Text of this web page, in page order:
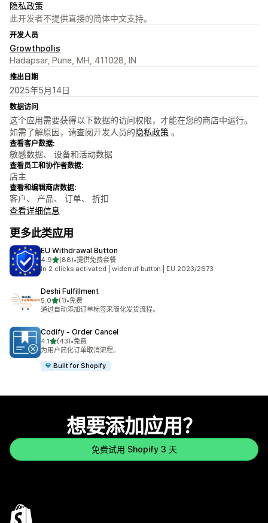
隐私政策
此开发者不提供直接的简体中文支持。
开发人员
Growthpolis
Hadapsar, Pune, MH, 411028, IN
推出日期
2025年5月14日
数据访问
这个应用需要获得以下数据的访问权限，才能在您的商店中运行。
如需了解原因，请查阅开发人员的隐私政策 。
查看客户数据:
敏感数据、 设备和活动数据
查看员工和协作者数据:
店主
查看和编辑商店数据:
客户、 产品、 订单、 折扣
查看详细信息
更多此类应用
EU Withdrawal Button
4.9星（满分 5 星）
(88)
总共 88 条评论
•提供免费套餐
In 2 clicks activated | widerruf button | EU 2023/2673
Deshi Fulfillment
5.0星（满分 5 星）
(1)
总共 1 条评论
•免费
通过自动添加订单标签来简化发货流程。
Codify ‑ Order Cancel
4.1星（满分 5 星）
(43)
总共 43 条评论
•免费
为用户简化订单取消流程。
Built for Shopify
想要添加应用？
免费试用 Shopify 3 天